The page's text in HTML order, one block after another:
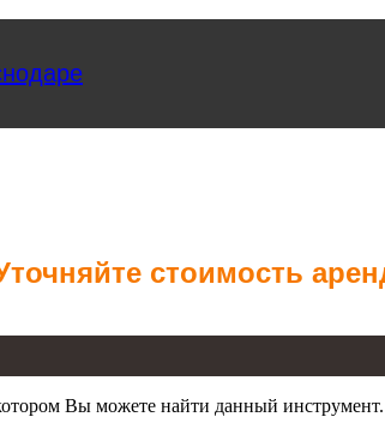
стоимость
Вы можете найти данный инструмент.